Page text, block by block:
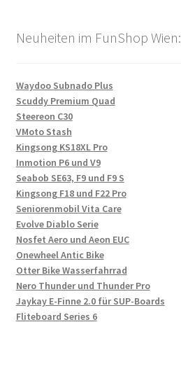
Neuheiten im FunShop Wien:
Waydoo Subnado Plus
Scuddy Premium Quad
Steereon C30
VMoto Stash
Kingsong KS18XL Pro
Inmotion P6 und V9
Seabob SE63, F9 und F9 S
Kingsong F18 und F22 Pro
Seniorenmobil Vita Care
Evolve Diablo Serie
Nosfet Aero und Aeon EUC
Onewheel Antic Bike
Otter Bike Wasserfahrrad
Nero Thunder und Thunder Pro
Jaykay E-Finne 2.0 für SUP-Boards
Fliteboard Series 6